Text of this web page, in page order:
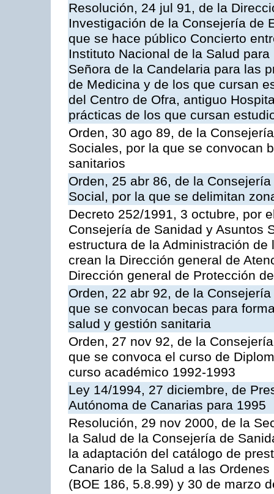
Resolución, 24 jul 91, de la
Investigación de la Consejería de
que se hace público Concierto
Instituto Nacional de la Salud
Señora de la Candelaria para las
de Medicina y de los que cursan
del Centro de Ofra, antiguo
prácticas de los que cursan
Orden, 30 ago 89, de la
Sociales, por la que se convocan
sanitarios
Orden, 25 abr 86, de la
Social, por la que se delimitan
Decreto 252/1991, 3 octubre, por
Consejería de Sanidad y Asuntos
estructura de la Administración
crean la Dirección general de
Dirección general de Protección
Orden, 22 abr 92, de la
que se convocan becas para
salud y gestión sanitaria
Orden, 27 nov 92, de la
que se convoca el curso de
curso académico 1992-1993
Ley 14/1994, 27 diciembre, de
Autónoma de Canarias para 1995
Resolución, 29 nov 2000, de la
la Salud de la Consejería de
la adaptación del catálogo de
Canario de la Salud a las
(BOE 186, 5.8.99) y 30 de marzo